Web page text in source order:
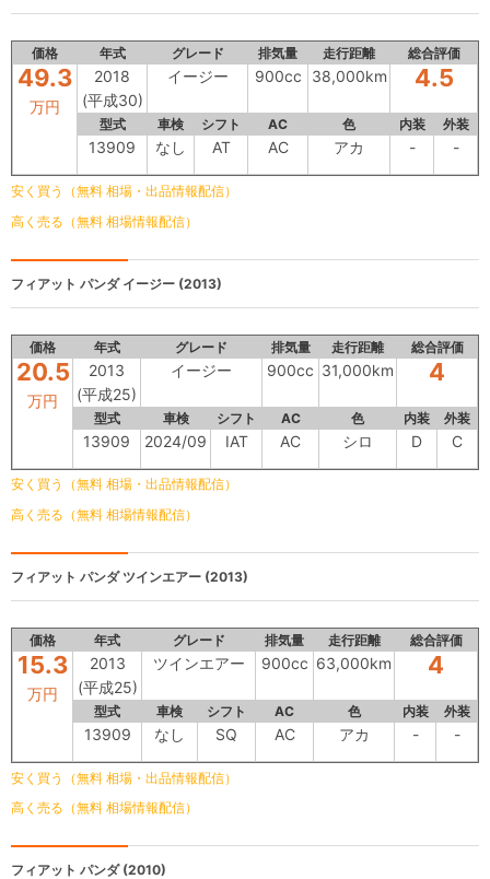
価格 年式 グレード 排気量 走行距離 総合評価
49.3
万円
2018
(平成30)
イージー 900cc 38,000km 4.5
型式 車検 シフト AC 色 内装 外装
13909 なし AT AC アカ - -
安く買う（無料 相場・出品情報配信）
高く売る（無料 相場情報配信）
フィアット パンダイージー (2013)
価格 年式 グレード 排気量 走行距離 総合評価
20.5
万円
2013
(平成25)
イージー 900cc 31,000km 4
型式 車検 シフト AC 色 内装 外装
13909 2024/09 IAT AC シロ D C
安く買う（無料 相場・出品情報配信）
高く売る（無料 相場情報配信）
フィアット パンダツインエアー (2013)
価格 年式 グレード 排気量 走行距離 総合評価
15.3
万円
2013
(平成25)
ツインエアー 900cc 63,000km 4
型式 車検 シフト AC 色 内装 外装
13909 なし SQ AC アカ - -
安く買う（無料 相場・出品情報配信）
高く売る（無料 相場情報配信）
フィアット パンダ(2010)